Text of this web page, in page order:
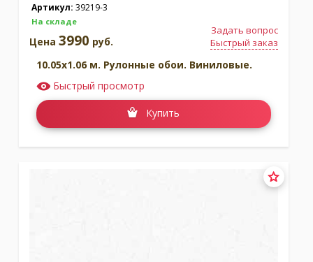
Артикул: 39219-3
На складе
Задать вопрос
Быстрый заказ
Цена 3990 руб.
10.05x1.06 м. Рулонные обои. Виниловые.
Быстрый просмотр
Купить